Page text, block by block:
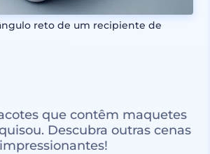
reto de um recipiente de
que contêm maquetes
Descubra outras cenas
impressionantes!